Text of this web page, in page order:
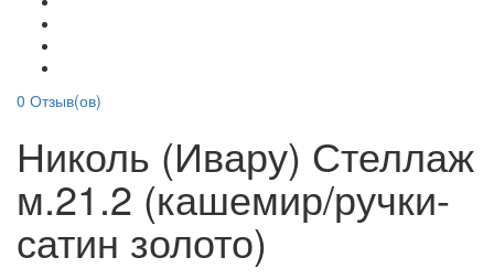
0 Отзыв(ов)
Николь (Ивару) Стеллаж
м.21.2 (кашемир/ручки-
сатин золото)